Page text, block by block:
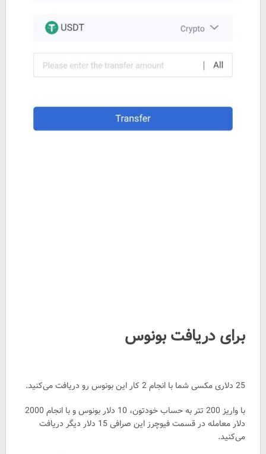
برای دریافت بونوس
25 دلاری مکسی شما با انجام 2 کار این بونوس رو دریافت می‌کنید.
با واریز 200 تتر به حساب خودتون، 10 دلار بونوس و با انجام 2000
دلار معامله در قسمت فیوچرز این صرافی 15 دلار دیگر دریافت
می‌کنید.